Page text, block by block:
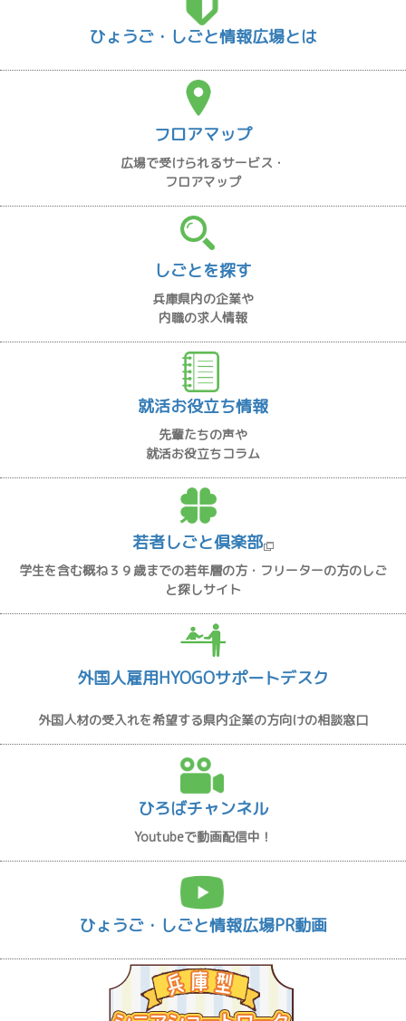
ひょうご・しごと情報広場とは
フロアマップ
広場で受けられるサービス・
フロアマップ
しごとを探す
兵庫県内の企業や
内職の求人情報
就活お役立ち情報
先輩たちの声や
就活お役立ちコラム
若者しごと倶楽部
学生を含む概ね３９歳までの若年層の方・フリーターの方のしご
と探しサイト
外国人雇用HYOGOサポートデスク
外国人材の受入れを希望する県内企業の方向けの相談窓口
ひろばチャンネル
Youtubeで動画配信中！
ひょうご・しごと情報広場PR動画